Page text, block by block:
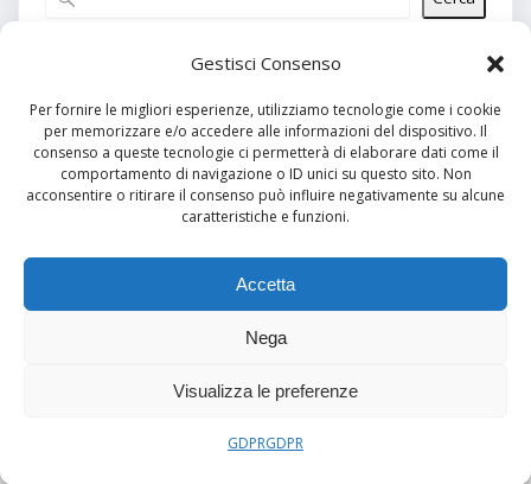
Gestisci Consenso
Per fornire le migliori esperienze, utilizziamo tecnologie come i cookie
per memorizzare e/o accedere alle informazioni del dispositivo. Il
consenso a queste tecnologie ci permetterà di elaborare dati come il
comportamento di navigazione o ID unici su questo sito. Non
acconsentire o ritirare il consenso può influire negativamente su alcune
caratteristiche e funzioni.
Accetta
Nega
Visualizza le preferenze
GDPRGDPR
Articoli recenti
Commenti recenti
Nessun commento da mostrare.
Nessun archivio da mostrare.
Categorie
Nessuna categoria